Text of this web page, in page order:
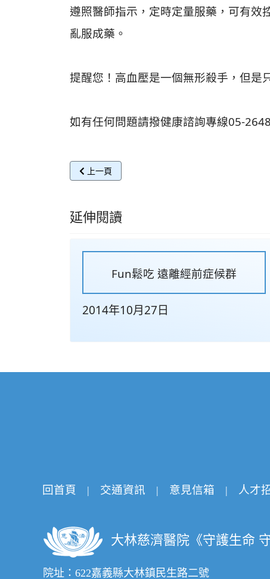
遵照醫師指示，定時定量服藥，可有效
亂服成藥。
提醒您！高血壓是一個無形殺手，但是
如有任何問題請撥健康諮詢專線05-
上一篇文章: 謹「腎」飲食保健康
上一頁
延伸閱讀
Fun鬆吃 遠離經前症候群
2014年10月27日
回首頁 | 交通資訊 | 意見信箱 | 人才
大林慈濟醫院《守護生命
院址：622嘉義縣大林鎮民生路二號